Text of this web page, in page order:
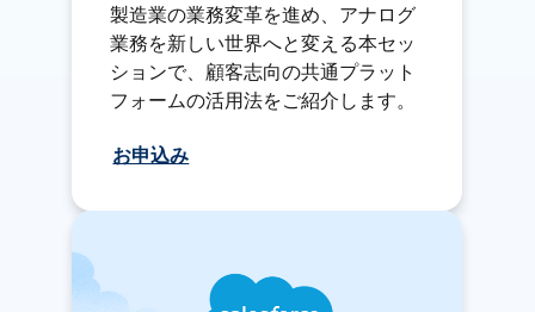
製造業の業務変革を進め、アナログ
業務を新しい世界へと変える本セッ
ションで、顧客志向の共通プラット
フォームの活用法をご紹介します。
お申込み